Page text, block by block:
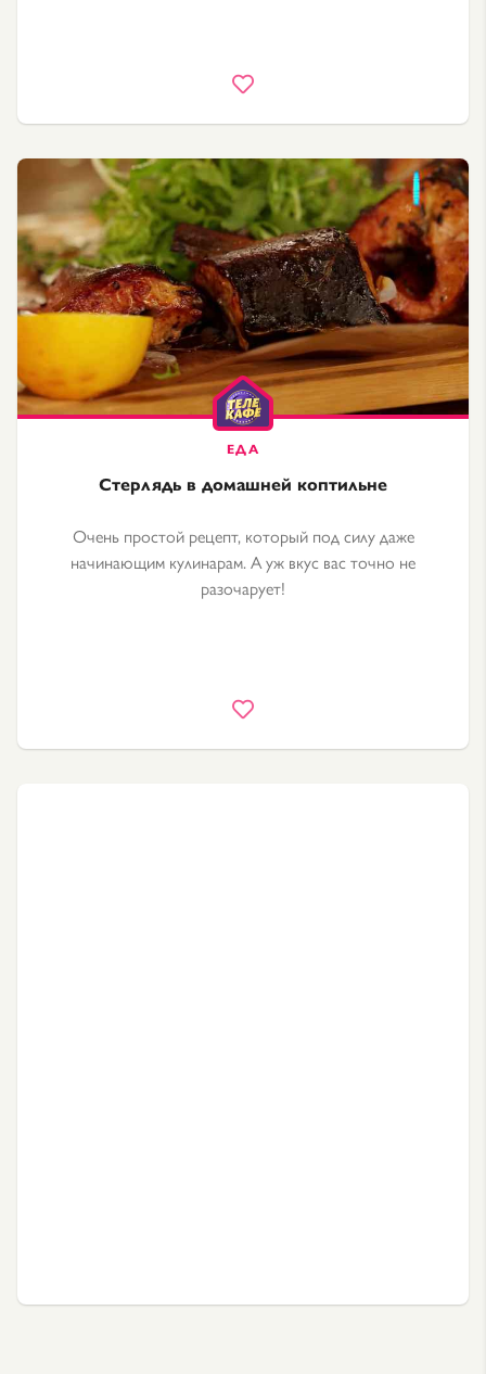
Стерлядь в домашней коптильне
Очень простой рецепт, который под силу даже
начинающим кулинарам. А уж вкус вас точно не
разочарует!